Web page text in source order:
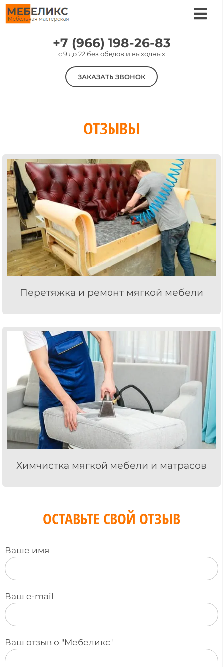
Skip
to
content
Услуги
Цены
Материалы
+7 (966) 198-26-83
c 9 до 22 без обедов и выходных
ЗАКАЗАТЬ ЗВОНОК
ОТЗЫВЫ
Перетяжка и ремонт мягкой мебели
Химчистка мягкой мебели и матрасов
ОСТАВЬТЕ СВОЙ ОТЗЫВ
Ваше имя
Ваш e-mail
Ваш отзыв о "Мебеликс"